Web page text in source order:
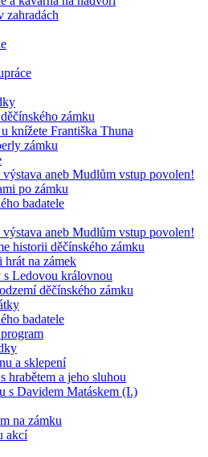
zahradách
zámku
knížete Františka Thuna
zámku
aneb Mudlům vstup povolen!
po zámku
badatele
aneb Mudlům vstup povolen!
historii děčínského zámku
hrát na zámek
Ledovou královnou
děčínského zámku
badatele
a sklepení
hrabětem a jeho sluhou
s Davidem Matáskem (I.)
na zámku
akcí